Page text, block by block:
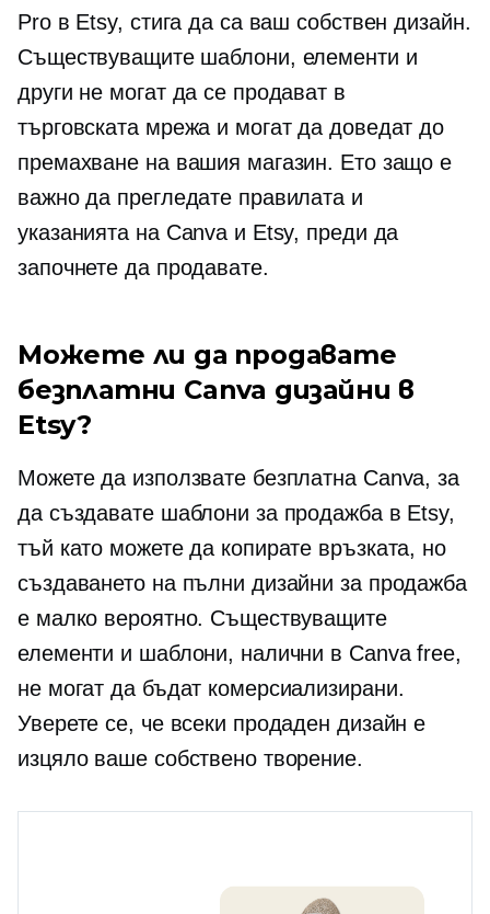
Pro в Etsy, стига да са ваш собствен дизайн.
Съществуващите шаблони, елементи и
други не могат да се продават в
търговската мрежа и могат да доведат до
премахване на вашия магазин. Ето защо е
важно да прегледате правилата и
указанията на Canva и Etsy, преди да
започнете да продавате.
Можете ли да продавате
безплатни Canva дизайни в
Etsy?
Можете да използвате безплатна Canva, за
да създавате шаблони за продажба в Etsy,
тъй като можете да копирате връзката, но
създаването на пълни дизайни за продажба
е малко вероятно. Съществуващите
елементи и шаблони, налични в Canva free,
не могат да бъдат комерсиализирани.
Уверете се, че всеки продаден дизайн е
изцяло ваше собствено творение.